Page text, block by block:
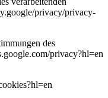
privacy/privacy-
des
privacy?hl=en